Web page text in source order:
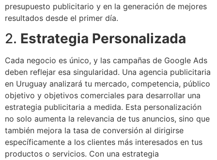
presupuesto publicitario y en la generación de mejores
resultados desde el primer día.
2. Estrategia Personalizada
Cada negocio es único, y las campañas de Google Ads
deben reflejar esa singularidad. Una agencia publicitaria
en Uruguay analizará tu mercado, competencia, público
objetivo y objetivos comerciales para desarrollar una
estrategia publicitaria a medida. Esta personalización
no solo aumenta la relevancia de tus anuncios, sino que
también mejora la tasa de conversión al dirigirse
específicamente a los clientes más interesados en tus
productos o servicios. Con una estrategia